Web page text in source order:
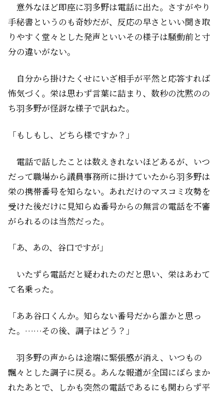
意外なほど即座に羽多野は電話に出た。さすがやり
手秘書――というのも奇妙だが、反応の早さといい聞き取
りやすく堂々とした発声といいその様子は騒動前と寸
分の違いがない。
自分から掛けたくせにいざ相手が平然と応答すれば
怖気づく。栄は思わず言葉に詰まり、数秒の沈黙のの
ち羽多野が怪訝な様子で訊ねた。
「もしもし、どちら様ですか？」
電話で話したことは数えきれないほどあるが、いつ
だって職場から議員事務所に掛けていたから羽多野は
栄の携帯番号を知らない。あれだけのマスコミ攻勢を
受けた後だけに見知らぬ番号からの無言の電話を不審
がられるのは当然だった。
「あ、あの、谷口ですが」
いたずら電話だと疑われたのだと思い、栄はあわて
て名乗った。
「ああ谷口くんか。知らない番号だから誰かと思っ
た。……その後、調子はどう？」
羽多野の声からは途端に緊張感が消え、いつもの
飄々とした調子に戻る。あんな報道が全国にばらまか
れたあとで、しかも突然の電話であるにも関わらず平